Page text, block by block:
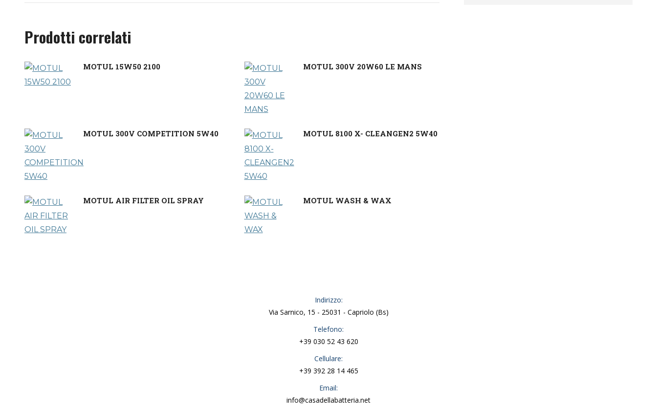
Prodotti correlati
MOTUL 15W50 2100 MOTUL 300V 20W60 LE MANS
MOTUL 300V COMPETITION 5W40 MOTUL 8100 X- CLEANGEN2 5W40
MOTUL AIR FILTER OIL SPRAY MOTUL WASH & WAX
Indirizzo:
Via Sarnico, 15 - 25031 - Capriolo (Bs)
Telefono:
+39 030 52 43 620
Cellulare:
+39 392 28 14 465
Email:
info@casadellabatteria.net